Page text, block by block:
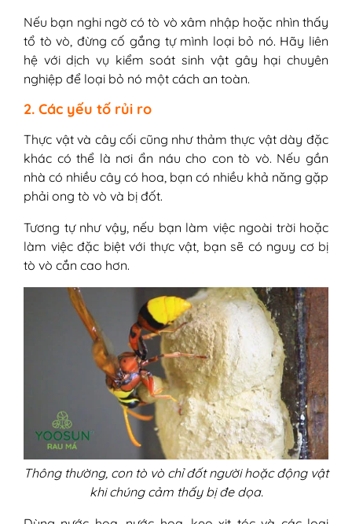
Nếu bạn nghi ngờ có tò vò xâm nhập hoặc nhìn thấy
tổ tò vò, đừng cố gắng tự mình loại bỏ nó. Hãy liên
hệ với dịch vụ kiểm soát sinh vật gây hại chuyên
nghiệp để loại bỏ nó một cách an toàn.
2. Các yếu tố rủi ro
Thực vật và cây cối cũng như thảm thực vật dày đặc
khác có thể là nơi ẩn náu cho con tò vò. Nếu gần
nhà có nhiều cây có hoa, bạn có nhiều khả năng gặp
phải ong tò vò và bị đốt.
Tương tự như vậy, nếu bạn làm việc ngoài trời hoặc
làm việc đặc biệt với thực vật, bạn sẽ có nguy cơ bị
tò vò cắn cao hơn.
Thông thường, con tò vò chỉ đốt người hoặc động vật
khi chúng cảm thấy bị đe dọa.